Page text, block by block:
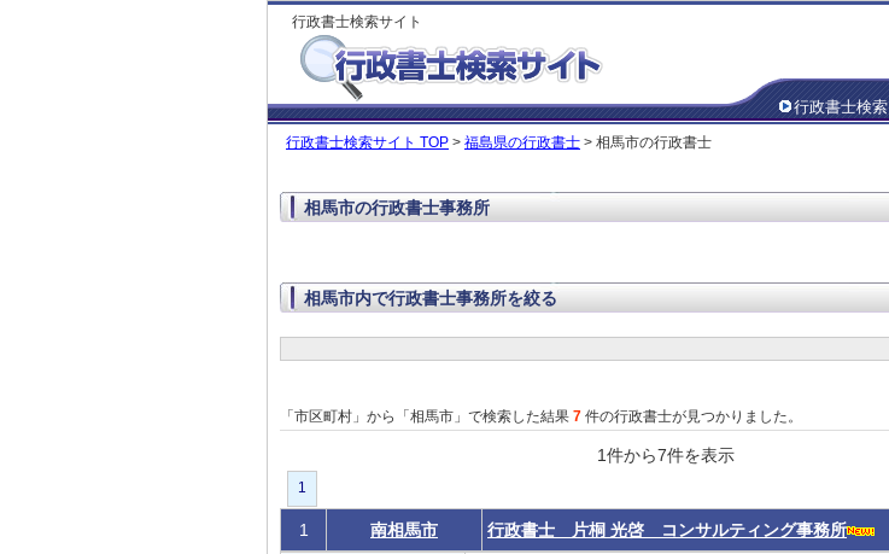
行政書士検索サイト
行政書士検索
行政書士検索サイト TOP > 福島県の行政書士 > 相馬市の行政書士
相馬市の行政書士事務所
相馬市内で行政書士事務所を絞る
「市区町村」から「相馬市」で検索した結果 7 件の行政書士が見つかりました。
1件から7件を表示
1
1 南相馬市 行政書士 片桐 光啓 コンサルティング事務所